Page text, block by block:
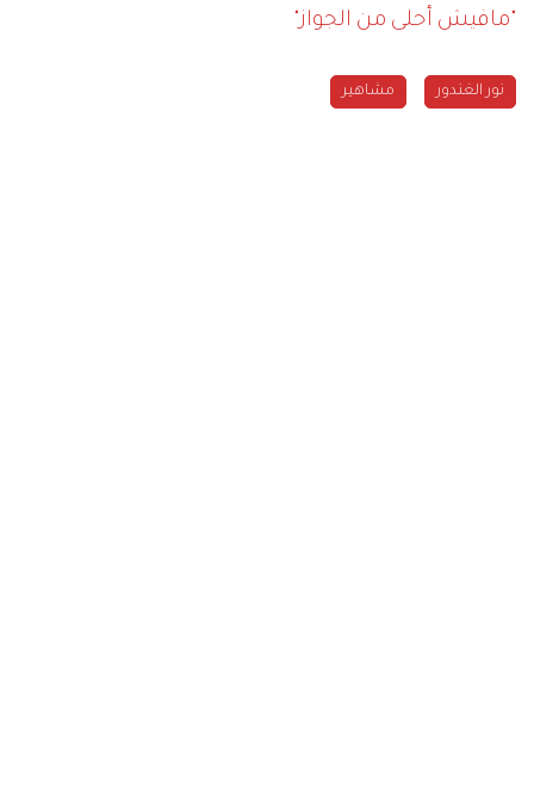
"مافيش أحلى من الجواز"
نور الغندور مشاهير